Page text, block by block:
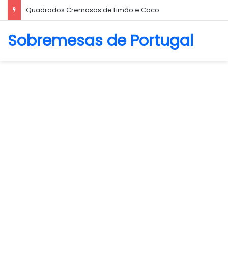
Biscoito Amanteigado
Sobremesas de Portugal